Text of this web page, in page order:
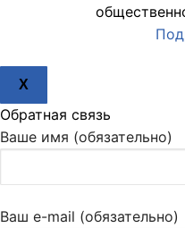
X
Обратная связь
Ваше имя (обязательно)
Ваш e-mail (обязательно)